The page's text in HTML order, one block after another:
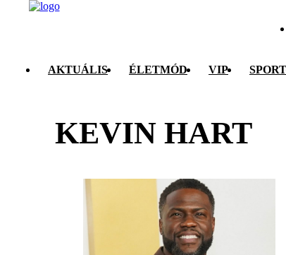
AKTUÁLIS ÉLETMÓD VIP SPORT
KEVIN HART